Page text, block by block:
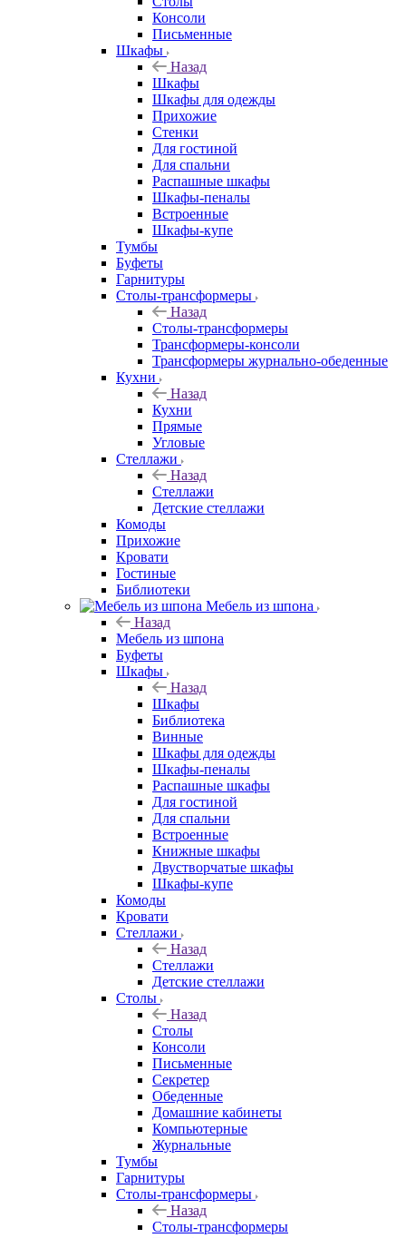
Консоли
Письменные
Шкафы
Назад
Шкафы
Шкафы для одежды
Прихожие
Стенки
Для гостиной
Для спальни
Распашные шкафы
Шкафы-пеналы
Встроенные
Шкафы-купе
Тумбы
Буфеты
Гарнитуры
Столы-трансформеры
Назад
Столы-трансформеры
Трансформеры-консоли
Трансформеры журнально-обеденные
Кухни
Назад
Кухни
Прямые
Угловые
Стеллажи
Назад
Стеллажи
Детские стеллажи
Комоды
Прихожие
Кровати
Гостиные
Библиотеки
Мебель из шпона
Назад
Мебель из шпона
Буфеты
Шкафы
Назад
Шкафы
Библиотека
Винные
Шкафы для одежды
Шкафы-пеналы
Распашные шкафы
Для гостиной
Для спальни
Встроенные
Книжные шкафы
Двустворчатые шкафы
Шкафы-купе
Комоды
Кровати
Стеллажи
Назад
Стеллажи
Детские стеллажи
Столы
Назад
Столы
Консоли
Письменные
Секретер
Обеденные
Домашние кабинеты
Компьютерные
Журнальные
Тумбы
Гарнитуры
Столы-трансформеры
Назад
Столы-трансформеры